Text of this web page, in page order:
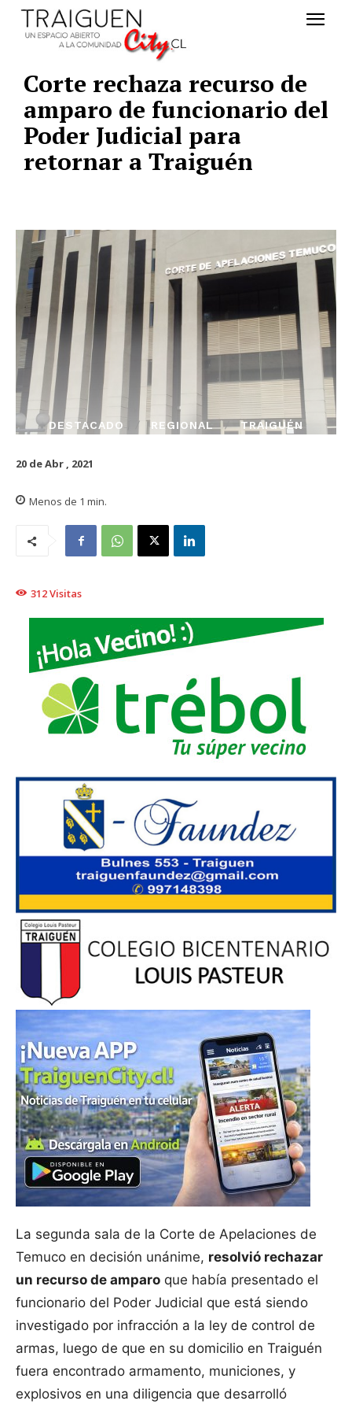
Corte rechaza recurso de
amparo de funcionario del
Poder Judicial para
retornar a Traiguén
DESTACADO REGIONAL TRAIGUÉN
20 de Abr , 2021
Menos de 1 min.
312Visitas
La segunda sala de la Corte de Apelaciones de
Temuco en decisión unánime, resolvió rechazar
un recurso de amparo que había presentado el
funcionario del Poder Judicial que está siendo
investigado por infracción a la ley de control de
armas, luego de que en su domicilio en Traiguén
fuera encontrado armamento, municiones, y
explosivos en una diligencia que desarrolló